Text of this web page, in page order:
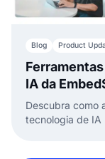
Blog Product
IA da
Descubra como
tecnologia de IA